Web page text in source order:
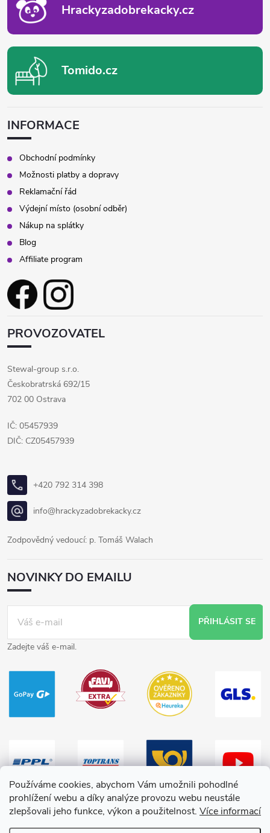
Používáme cookies, abychom Vám umožnili pohodlné
prohlížení webu a díky analýze provozu webu neustále
zlepšovali jeho funkce, výkon a použitelnost. Více informací
Hrackyzadobrekacky.cz
Tomido.cz
INFORMACE
Obchodní podmínky
Možnosti platby a dopravy
Reklamační řád
Výdejní místo (osobní odběr)
Nákup na splátky
Blog
Affiliate program
PROVOZOVATEL
Stewal-group s.r.o.
Českobratrská 692/15
702 00 Ostrava
IČ: 05457939
DIČ: CZ05457939
+420 792 314 398
info@hrackyzadobrekacky.cz
Zodpovědný vedoucí: p. Tomáš Walach
NOVINKY DO EMAILU
PŘIHLÁSIT SE
Zadejte váš e-mail.